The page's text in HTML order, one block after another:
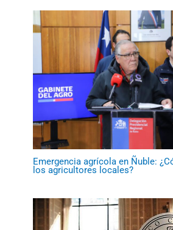
Emergencia agrícola en Ñuble:
los agricultores locales?